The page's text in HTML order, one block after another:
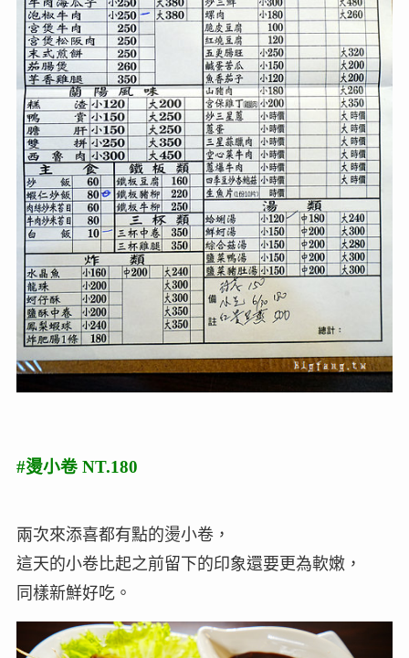
#燙小卷 NT.180
兩次來添喜都有點的燙小卷，
這天的小卷比起之前留下的印象還要更為軟嫩，
同樣新鮮好吃。